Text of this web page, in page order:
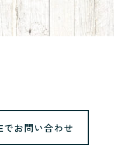
でお問い合わせ